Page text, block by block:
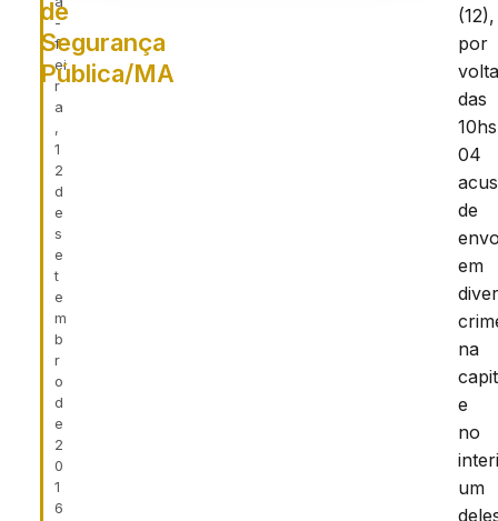
-
f
ei
r
a
,
1
2
d
e
s
e
t
e
m
b
r
o
d
e
2
0
1
6
de
Segurança
Pública/MA
(12),
por
das
04
de
em
na
e
no
um